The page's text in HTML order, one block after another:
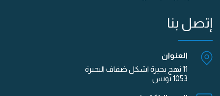
إتصل بنا
العنوان
1053 تونس